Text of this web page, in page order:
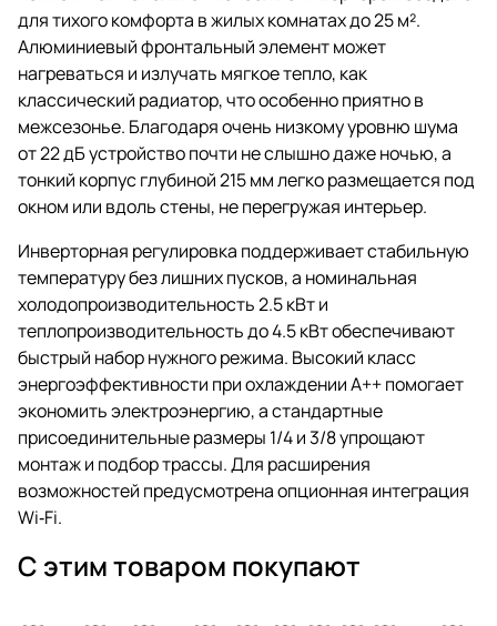
для тихого комфорта в жилых комнатах до 25 м².
Алюминиевый фронтальный элемент может
нагреваться и излучать мягкое тепло, как
классический радиатор, что особенно приятно в
межсезонье. Благодаря очень низкому уровню шума
от 22 дБ устройство почти не слышно даже ночью, а
тонкий корпус глубиной 215 мм легко размещается под
окном или вдоль стены, не перегружая интерьер.
Инверторная регулировка поддерживает стабильную
температуру без лишних пусков, а номинальная
холодопроизводительность 2.5 кВт и
теплопроизводительность до 4.5 кВт обеспечивают
быстрый набор нужного режима. Высокий класс
энергоэффективности при охлаждении A++ помогает
экономить электроэнергию, а стандартные
присоединительные размеры 1/4 и 3/8 упрощают
монтаж и подбор трассы. Для расширения
возможностей предусмотрена опционная интеграция
Wi‑Fi.
С этим товаром покупают